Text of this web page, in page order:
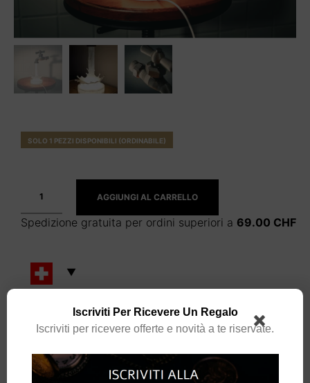
SOLO 1 PEZZI DISPONIBILI (ORDINABILE)
AGGIUNGI AL CARRELLO
Spedizione gratuita per ordini superiori a 69.00 CHF
Iscriviti Per Ricevere Un Regalo
Iscriviti per ricevere offerte e novità a te riservate.